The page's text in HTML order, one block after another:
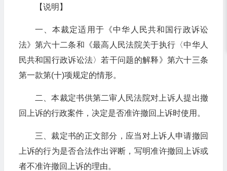
【说明】
一、本裁定适用于《中华人民共和国行政诉讼
法》第六十二条和《最高人民法院关于执行〈中华人
民共和国行政诉讼法〉若干问题的解释》第六十三条
第一款第(十)项规定的情形。
二、本裁定书供第二审人民法院对上诉人提出撤
回上诉的行政案件，决定是否准许撤回上诉时使用。
三、裁定书的正文部分，应当对上诉人申请撤回
上诉的行为是否合法作出评断，写明准许撤回上诉或
者不准许撤回上诉的理由。